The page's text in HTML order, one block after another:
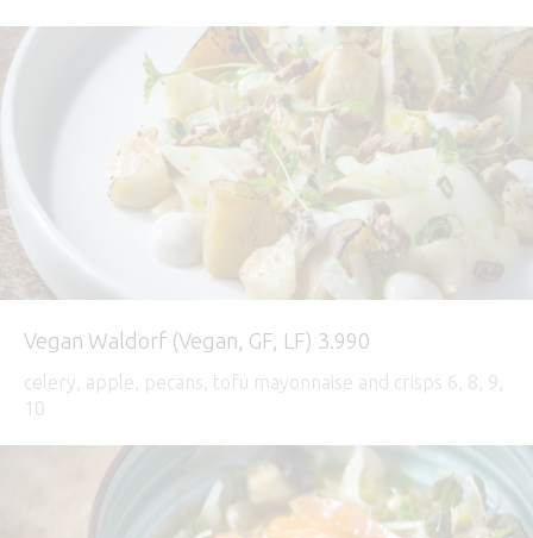
Vegan Waldorf (Vegan, GF, LF) 3.990
celery, apple, pecans, tofu mayonnaise and crisps 6, 8, 9,
10